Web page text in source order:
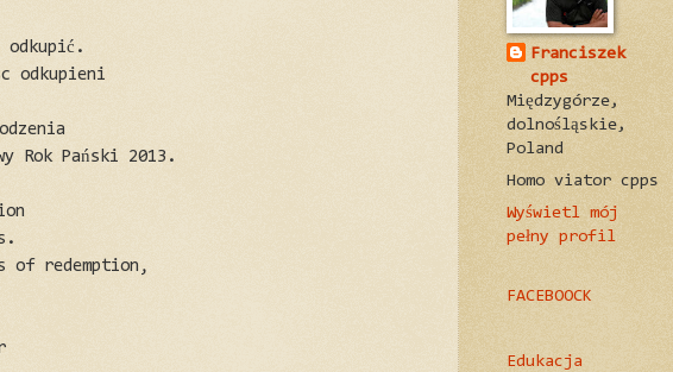
odkupić.
odkupieni
Rok Pański 2013.
of redemption,
Franciszek
cpps
Międzygórze,
dolnośląskie,
Poland
Homo viator cpps
Wyświetl mój
pełny profil
FACEBOOCK
Edukacja